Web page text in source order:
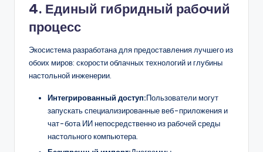
4. Единый гибридный рабочий
процесс
Экосистема разработана для предоставления лучшего из
обоих миров: скорости облачных технологий и глубины
настольной инженерии.
Интегрированный доступ:Пользователи могут
запускать специализированные веб-приложения и
чат-бота ИИ непосредственно из рабочей среды
настольного компьютера.